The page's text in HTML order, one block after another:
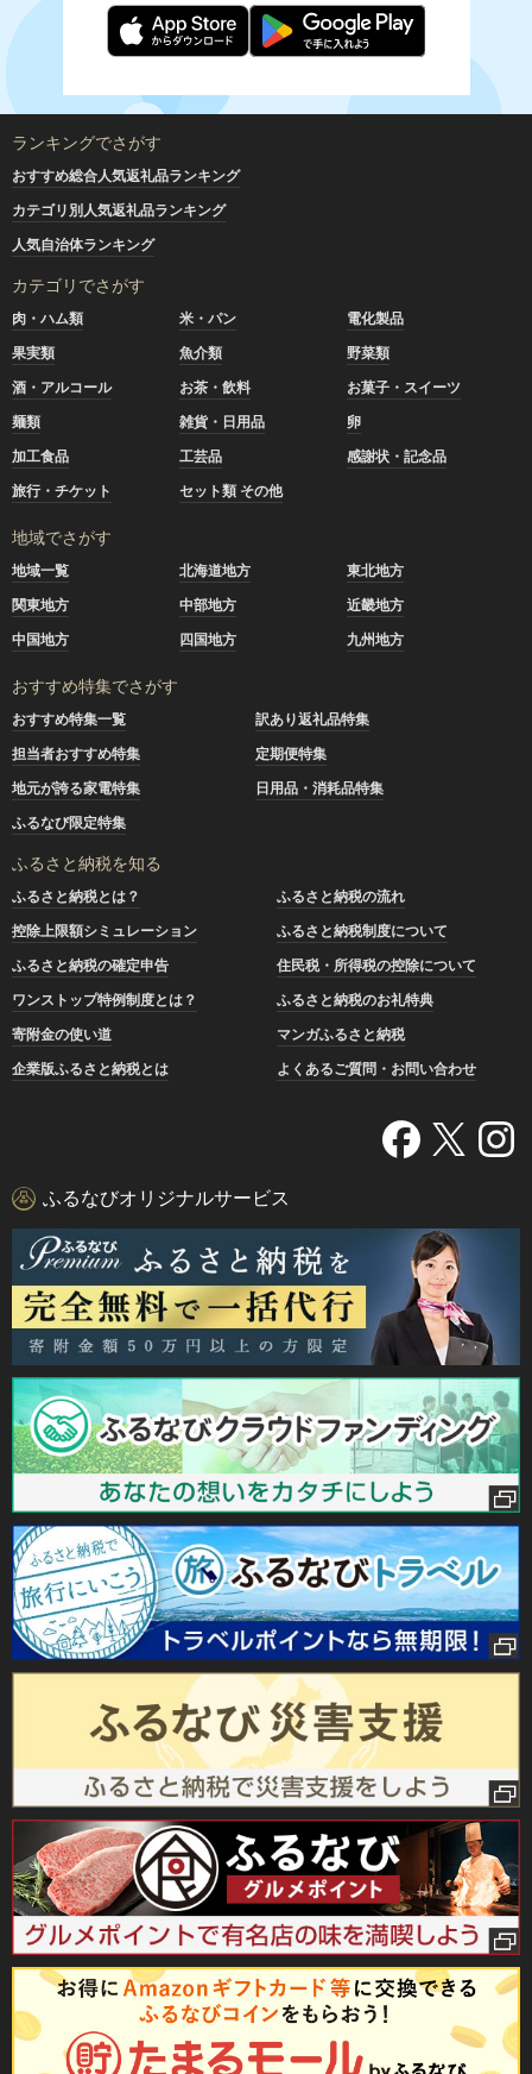
ランキングでさがす
おすすめ総合人気返礼品ランキング
カテゴリ別人気返礼品ランキング
人気自治体ランキング
カテゴリでさがす
肉・ハム類 米・パン
電化製品
果実類
魚介類
野菜類
酒・アルコール
お茶・飲料
お菓子・スイーツ
麺類
雑貨・日用品
卵
加工食品
工芸品
感謝状・記念品
旅行・チケット
セット類 その他
地域でさがす
地域一覧 北海道地方
東北地方
関東地方
中部地方
近畿地方
中国地方
四国地方 九州地方
おすすめ特集でさがす
おすすめ特集一覧
訳あり返礼品特集
担当者おすすめ特集
定期便特集
地元が誇る家電特集
日用品・消耗品特集
ふるなび限定特集
ふるさと納税を知る
ふるさと納税とは？
ふるさと納税の流れ
控除上限額シミュレーション
ふるさと納税制度について
ふるさと納税の確定申告
住民税・所得税の控除について
ワンストップ特例制度とは？
ふるさと納税のお礼特典
寄附金の使い道
マンガふるさと納税
企業版ふるさと納税とは
よくあるご質問・お問い合わせ
ふるなびオリジナルサービス